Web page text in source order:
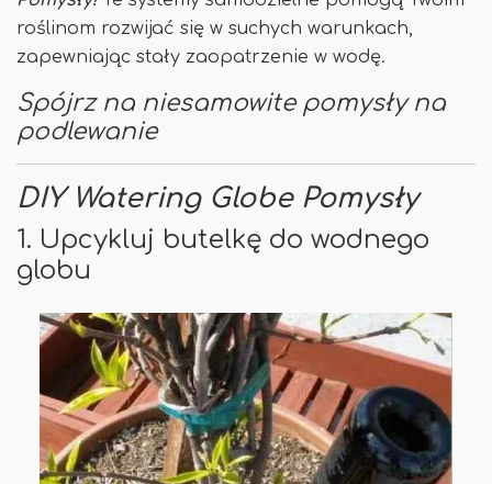
roślinom rozwijać się w suchych warunkach,
zapewniając stały zaopatrzenie w wodę.
Spójrz na niesamowite pomysły na
podlewanie
DIY Watering Globe Pomysły
1. Upcykluj butelkę do wodnego
globu